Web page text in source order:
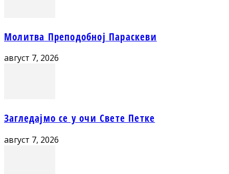
Молитва Преподобној Параскеви
август 7, 2026
Загледајмо се у очи Свете Петке
август 7, 2026